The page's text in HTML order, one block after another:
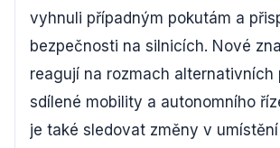
vyhnuli případným pokutám a
bezpečnosti na silnicích. Nové
reagují na rozmach alternativních
sdílené mobility a autonomního
je také sledovat změny v